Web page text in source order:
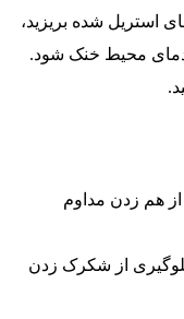
استریل شده بریزید،
دمای محیط خنک شود.
هم زدن مداوم
از شکرک زدن